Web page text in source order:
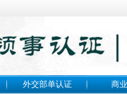
外交部单认证 商